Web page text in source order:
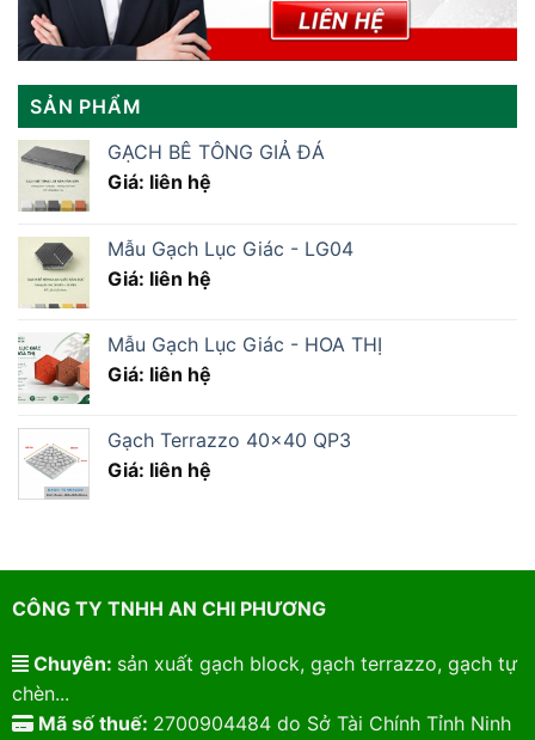
SẢN PHẨM
GẠCH BÊ TÔNG GIẢ ĐÁ
Giá: liên hệ
Mẫu Gạch Lục Giác - LG04
Giá: liên hệ
Mẫu Gạch Lục Giác - HOA THỊ
Giá: liên hệ
Gạch Terrazzo 40×40 QP3
Giá: liên hệ
CÔNG TY TNHH AN CHI PHƯƠNG
Chuyên: sản xuất gạch block, gạch terrazzo, gạch tự
chèn...
Mã số thuế: 2700904484 do Sở Tài Chính Tỉnh Ninh